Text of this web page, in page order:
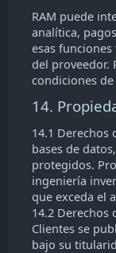
RAM puede
analítica,
esas
del proveedor.
condiciones
14.
14.1 Derechos
bases de
protegidos.
ingeniería
que exceda el
14.2 Derechos
Clientes se
bajo su